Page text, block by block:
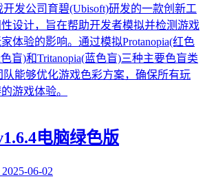
开发公司育碧(Ubisoft)研发的一款创新工
设计，旨在帮助开发者模拟并检测游戏
体验的影响。通过模拟Protanopia(红色
色盲)和Tritanopia(蓝色盲)三种主要色盲类
队能够优化游戏色彩方案，确保所有玩
游戏体验。
电脑绿色版
2025-06-02